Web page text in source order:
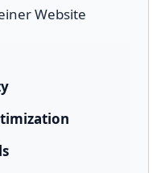
Website